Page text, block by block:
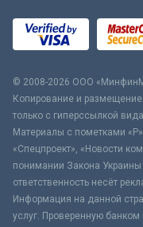
© 2008-2026 ООО
Копирование и размещение
только с гиперссылкой
Материалы с пометками
«Спецпроект», «Новости
понимании Закона
ответственность несёт
Информация на данной
услуг. Проверенную